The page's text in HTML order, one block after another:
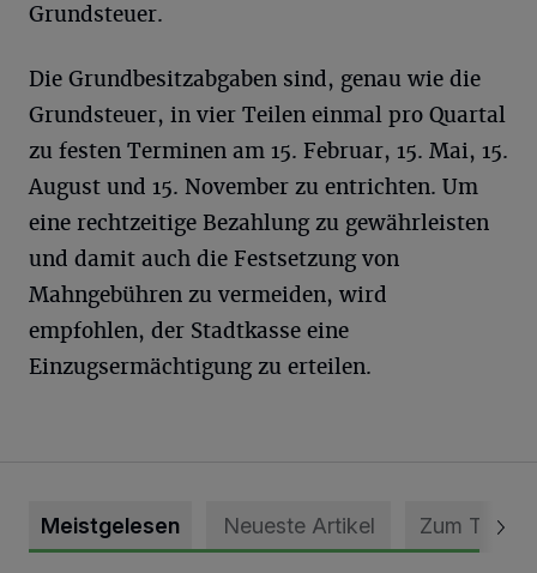
Grundsteuer.
Die Grundbesitzabgaben sind, genau wie die
Grundsteuer, in vier Teilen einmal pro Quartal
zu festen Terminen am 15. Februar, 15. Mai, 15.
August und 15. November zu entrichten. Um
eine rechtzeitige Bezahlung zu gewährleisten
und damit auch die Festsetzung von
Mahngebühren zu vermeiden, wird
empfohlen, der Stadtkasse eine
Einzugsermächtigung zu erteilen.
Meistgelesen Neueste Artikel Zum Thema